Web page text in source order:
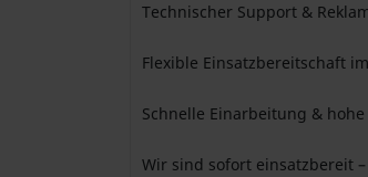
Technischer Support &
Flexible Einsatzbereitschaft
Schnelle Einarbeitung &
Wir sind sofort einsatzbereit